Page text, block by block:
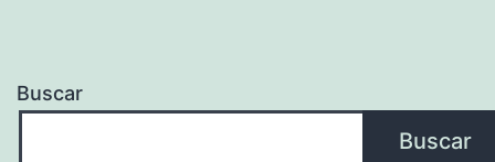
Buscar
Buscar